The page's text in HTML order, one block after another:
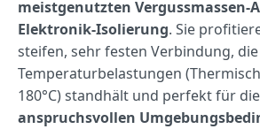
meistgenutzten Vergussmassen-
Elektronik-Isolierung. Sie
steifen, sehr festen Verbindung,
Temperaturbelastungen
180°C) standhält und perfekt für
anspruchsvollen